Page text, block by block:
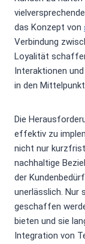
das Konzept von
Verbindung
Loyalität
Interaktionen
in den
Die
effektiv zu
nicht nur
nachhaltige
der
unerlässlich. Nur
geschaffen
bieten und sie
Integration von